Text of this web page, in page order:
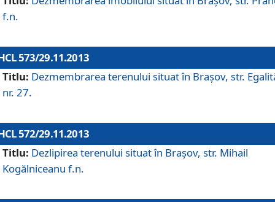
f.n.
573/29.11.2013
Titlu: Dezmembrarea terenului situat în Braşov, str.
nr. 27.
572/29.11.2013
Titlu: Dezlipirea terenului situat în Braşov, str. Mihail
Kogălniceanu f.n.